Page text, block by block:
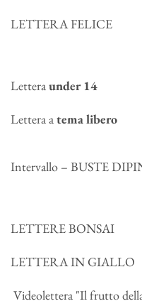
LETTERA FELICE
Letteraunder 14
Lettera atema libero
Intervallo – BUSTE
LETTERE BONSAI
LETTERA IN GIALLO
Videolettera "Il frutto